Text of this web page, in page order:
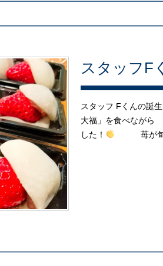
スタッフF
スタッフ Fくんの
大福」を食べながら
した！
苺が旬